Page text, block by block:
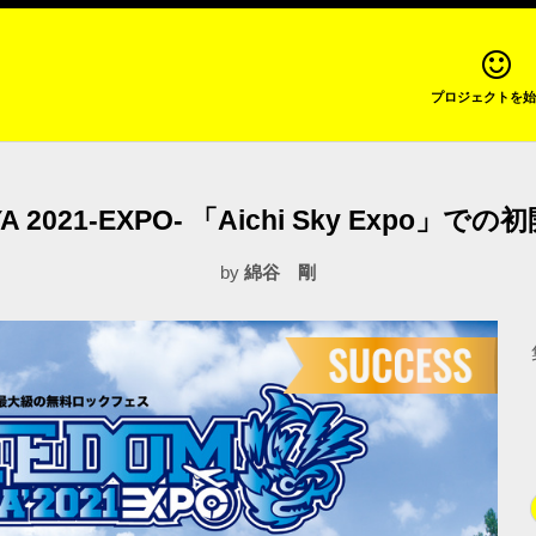
プロジェクトを
2021-EXPO- 「Aichi Sky Expo」での
by 綿谷 剛